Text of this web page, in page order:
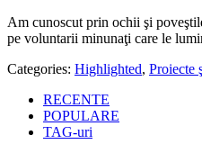
Am cunoscut prin ochii şi
pe voluntarii minunaţi care le
Categories: Highlighted, Proiecte
RECENTE
POPULARE
TAG-uri